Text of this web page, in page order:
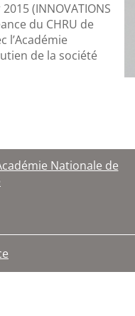
(INNOVATIONS
du CHRU de
l’Académie
de la société
Nationale de